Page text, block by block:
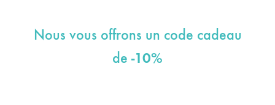
Nous vous offrons un code cadeau
de -10%